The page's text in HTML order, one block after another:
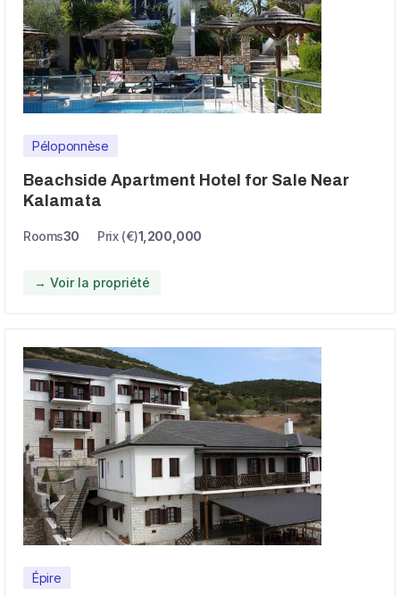
Péloponnèse
Beachside Apartment Hotel for Sale Near
Kalamata
Rooms30 Prix (€)1,200,000
→ Voir la propriété
Épire